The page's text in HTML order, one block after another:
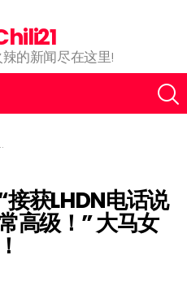
的新闻尽在这里!
接获LHDN电话说
高级！” 大马女